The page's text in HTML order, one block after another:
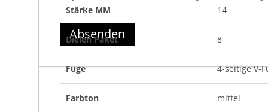
können bei der Verlegung teils am Anfang oder
Wir empfehlen eine Verlegung mit wildem
Stärke MM 14
Dielen Paket 8
Fuge 4-seitige V-
Farbton mittel
Absenden